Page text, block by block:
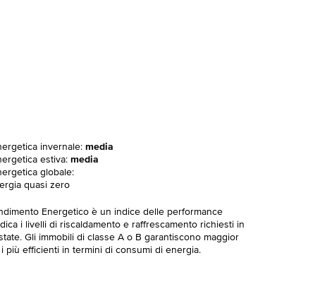
invernale:media
estiva:media
globale:
quasi zero
Energetico è un indice delle performance
i livelli di riscaldamento e raffrescamento richiesti in
Gli immobili di classe A o B garantiscono maggior
più efficienti in termini di consumi di energia.